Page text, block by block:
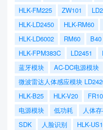
HLK-FM225
ZW101
HLK-LD2450
HLK-RM60
HLK-LD6002
RM60 B40
HLK-FPM383C
LD2451
蓝牙模块
AC-DC电源模块
微波雷达人体感应模块
HLK-B25
HLK-V20
电源模块
低功耗 人体
SDK
人脸识别 HLK-